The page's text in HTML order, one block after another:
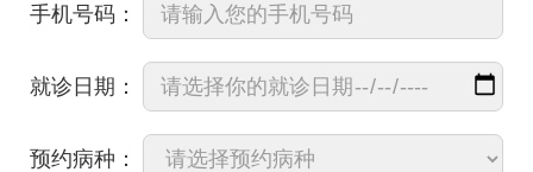
手机号码：
就诊日期：
预约病种：